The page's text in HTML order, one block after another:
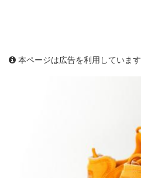
本ページは広告を利用しています